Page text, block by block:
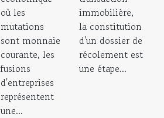
où les
mutations
sont monnaie
courante, les
fusions
d'entreprises
représentent
une...
immobilière,
la constitution
d'un dossier de
récolement est
une étape...